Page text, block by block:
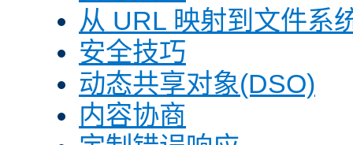
从 URL 映射到文件系
安全技巧
动态共享对象(DSO)
内容协商